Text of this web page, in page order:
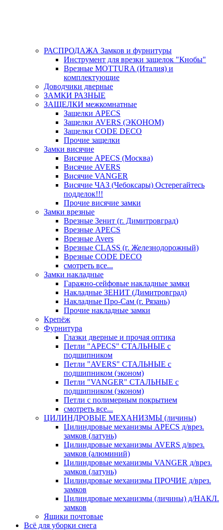
РАСПРОДАЖА Замков и фурнитуры
Инструмент для врезки защелок "Кнобы"
Врезные MOTTURA (Италия) и
комплектующие
Доводчики дверные
ЗАМКИ РАЗНЫЕ
ЗАЩЕЛКИ межкомнатные
Защелки APECS
Защелки AVERS (ЭКОНОМ)
Защелки CODE DECO
Прочие защелки
Замки висячие
Висячие APECS (Москва)
Висячие AVERS
Висячие VANGER
Висячие ЧАЗ (Чебоксары) Остерегайтесь
подделок!!!
Прочие висячие замки
Замки врезные
Врезные Зенит (г. Димитровград)
Врезные APECS
Врезные Avers
Врезные CLASS (г. Железнодорожный)
Врезные CODE DECO
смотреть все...
Замки накладные
Гаражно-сейфовые накладные замки
Накладные ЗЕНИТ (Димитровград)
Накладные Про-Сам (г. Рязань)
Прочие накладные замки
Крепёж
Фурнитура
Глазки дверные и прочая оптика
Петли "APECS" СТАЛЬНЫЕ с
подшипником
Петли "AVERS" СТАЛЬНЫЕ с
подшипником (эконом)
Петли "VANGER" СТАЛЬНЫЕ с
подшипником (эконом)
Петли с полимерным покрытием
смотреть все...
ЦИЛИНДРОВЫЕ МЕХАНИЗМЫ (личины)
Цилиндровые механизмы APECS д/врез.
замков (латунь)
Цилиндровые механизмы AVERS д/врез.
замков (алюминий)
Цилиндровые механизмы VANGER д/врез.
замков (латунь)
Цилиндровые механизмы ПРОЧИЕ д/врез.
замков
Цилиндровые механизмы (личины) д/НАКЛ.
замков
Ящики почтовые
Всё для уборки снега